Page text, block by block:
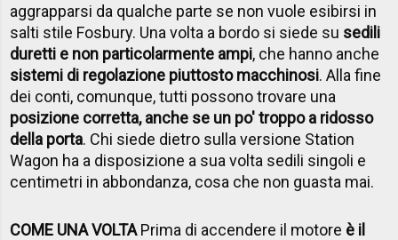
aggrapparsi da qualche parte se non vuole esibirsi in
salti stile Fosbury. Una volta a bordo si siede su sedili
duretti e non particolarmente ampi, che hanno anche
sistemi di regolazione piuttosto macchinosi. Alla fine
dei conti, comunque, tutti possono trovare una
posizione corretta, anche se un po' troppo a ridosso
della porta. Chi siede dietro sulla versione Station
Wagon ha a disposizione a sua volta sedili singoli e
centimetri in abbondanza, cosa che non guasta mai.
COME UNA VOLTAPrima di accendere il motore è il